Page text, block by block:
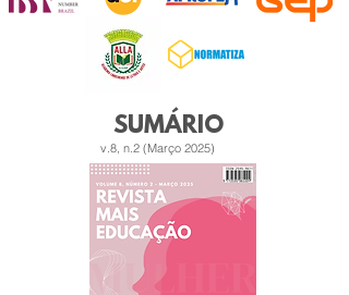
SUMÁRIO
v.8, n.2 (Março 2025)